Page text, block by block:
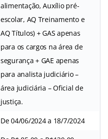
alimentação, Auxílio pré-
escolar, AQ Treinamento e
AQ Títulos) + GAS apenas
para os cargos na área de
segurança + GAE apenas
para analista judiciário –
área judiciária – Oficial de
justiça.
De 04/06/2024 a 18/7/2024